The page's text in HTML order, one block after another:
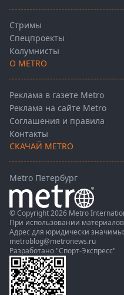
Стримы
Спецпроекты
Колумнисты
О METRO
Реклама в газете Metro
Реклама на сайте Metro
Соглашения и правила
Контакты
СКАЧАЙ METRO
Metro Петербург
© Copyright 2026 Metro
При использовании
Адрес для юридически
metroblog@metronews.ru
Разработано "Спорт-Экспресс"